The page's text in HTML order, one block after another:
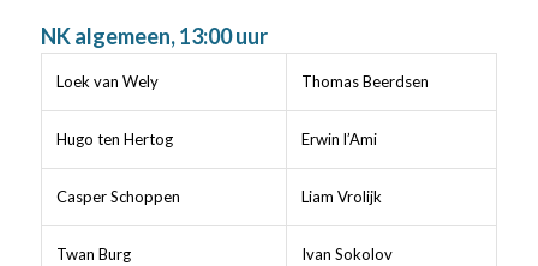
NK algemeen, 13:00 uur
Loek van Wely Thomas Beerdsen
Hugo ten Hertog Erwin l’Ami
Casper Schoppen Liam Vrolijk
Twan Burg Ivan Sokolov